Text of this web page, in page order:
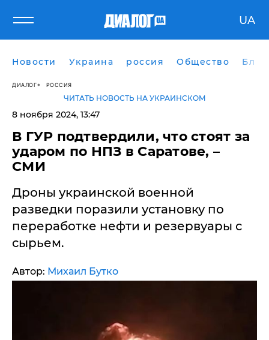
UA
Новости Украина россия Общество
ДИАЛОГ РОССИЯ
ЧИТАТЬ НОВОСТЬ НА УКРАИНСКОМ
8 ноября 2024, 13:47
В ГУР подтвердили, что стоят за
ударом по НПЗ в Саратове, –
СМИ
Дроны украинской военной
разведки поразили установку по
переработке нефти и резервуары с
сырьем.
Автор: Михаил Бутко